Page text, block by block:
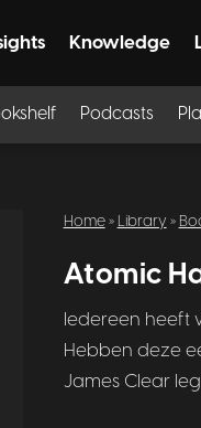
Knowledge
Podcasts
Home» Library »
Atomic
Iedereen heeft
Hebben deze
James Clear